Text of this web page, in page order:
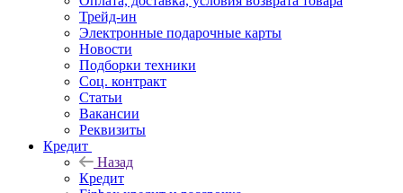
Трейд-ин
Электронные подарочные карты
Новости
Подборки техники
Соц. контракт
Статьи
Вакансии
Реквизиты
Кредит
Назад
Кредит